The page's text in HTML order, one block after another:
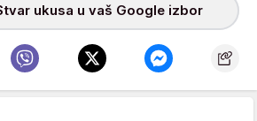
ukusa u vaš Google izbor